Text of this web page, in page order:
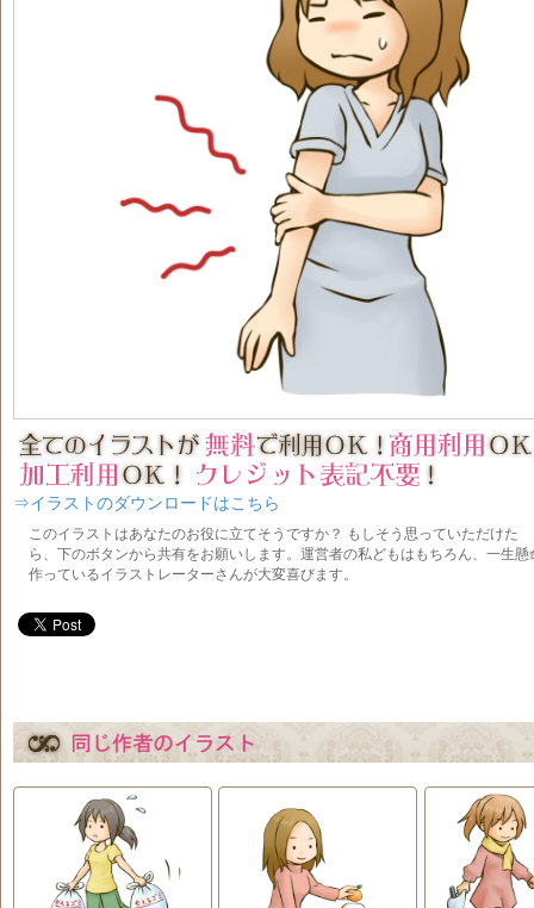
⇒イラストのダウンロードはこちら